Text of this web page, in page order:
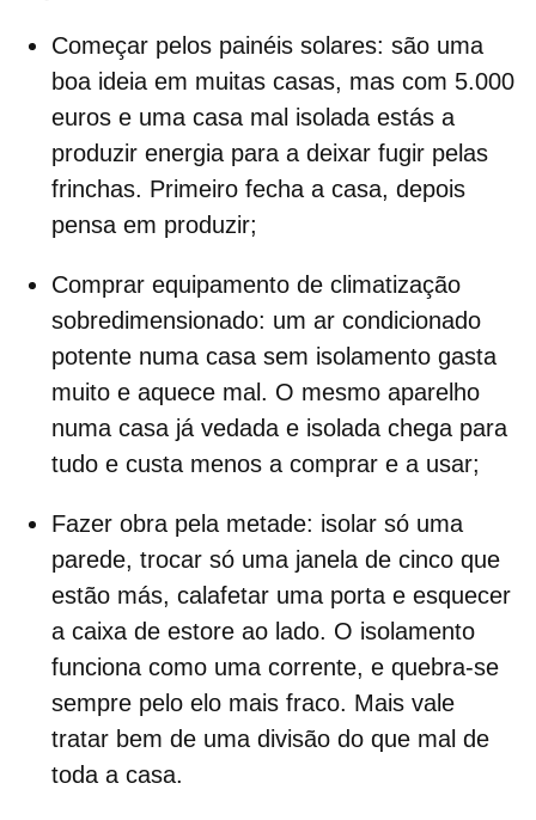
Começar pelos painéis solares: são uma
boa ideia em muitas casas, mas com 5.000
euros e uma casa mal isolada estás a
produzir energia para a deixar fugir pelas
frinchas. Primeiro fecha a casa, depois
pensa em produzir;
Comprar equipamento de climatização
sobredimensionado: um ar condicionado
potente numa casa sem isolamento gasta
muito e aquece mal. O mesmo aparelho
numa casa já vedada e isolada chega para
tudo e custa menos a comprar e a usar;
Fazer obra pela metade: isolar só uma
parede, trocar só uma janela de cinco que
estão más, calafetar uma porta e esquecer
a caixa de estore ao lado. O isolamento
funciona como uma corrente, e quebra-se
sempre pelo elo mais fraco. Mais vale
tratar bem de uma divisão do que mal de
toda a casa.